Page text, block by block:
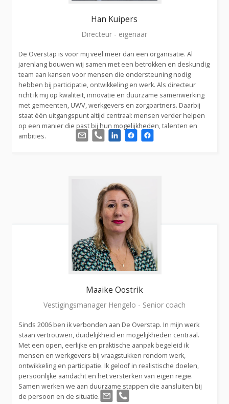
Han Kuipers
Directeur - eigenaar
De Overstap is voor mij veel meer dan een organisatie. Al
jarenlang bouwen wij samen met een betrokken en deskundig
team aan kansen voor mensen die ondersteuning nodig
hebben bij participatie, ontwikkeling en werk. Als directeur
richt ik mij op kwaliteit, innovatie en duurzame samenwerking
met gemeenten, UWV, werkgevers en zorgpartners. Daarbij
staat één uitgangspunt altijd centraal: mensen verder helpen
op een manier die past bij hun mogelijkheden, talenten en
ambities.
Maaike Oostrik
Vestigingsmanager Hengelo - Senior coach
Sinds 2006 ben ik verbonden aan De Overstap. In mijn werk
staan vertrouwen, duidelijkheid en mogelijkheden centraal.
Met een open, eerlijke en praktische aanpak begeleid ik
mensen en werkgevers bij vraagstukken rondom werk,
ontwikkeling en participatie. Ik geloof in realistische doelen,
persoonlijke aandacht en het versterken van eigen regie.
Samen werken we aan duurzame stappen die aansluiten bij
de persoon en de situatie.